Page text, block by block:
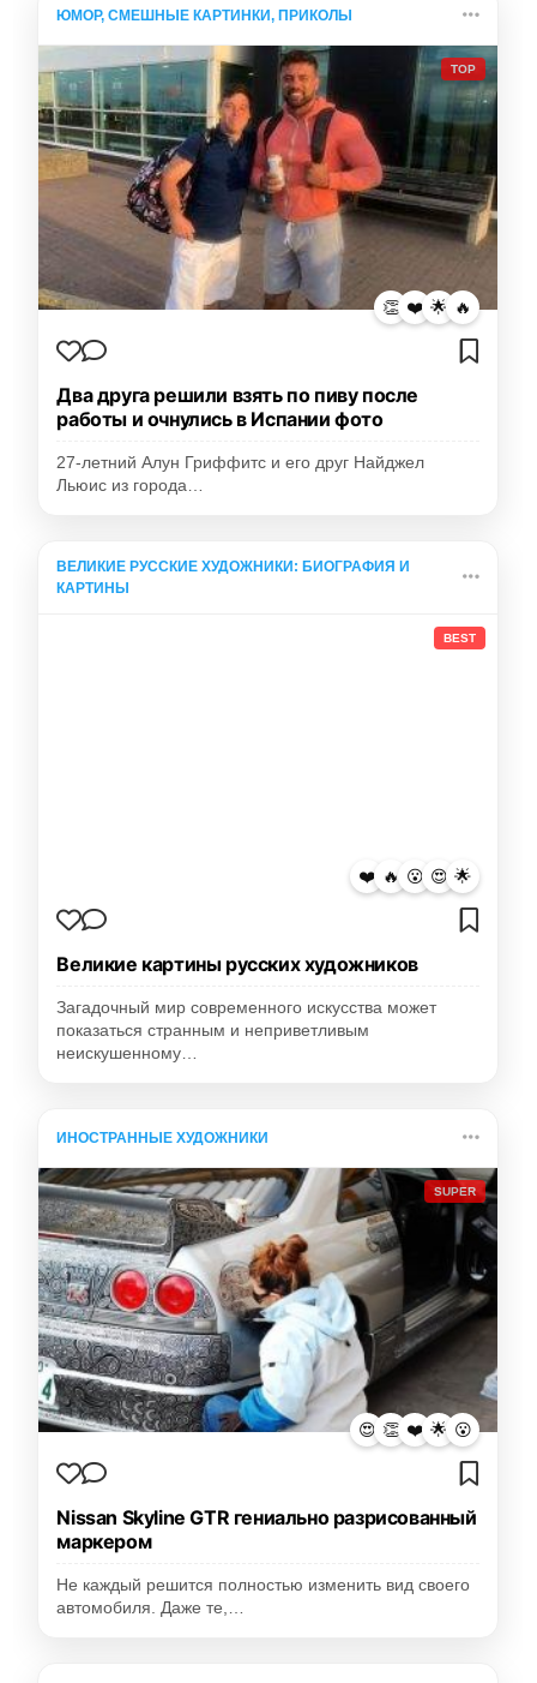
ЮМОР, СМЕШНЫЕ КАРТИНКИ, ПРИКОЛЫ
TOP
👏 ❤️ 🌟 🔥
Два друга решили взять по пиву после
работы и очнулись в Испании фото
27-летний Алун Гриффитс и его друг Найджел
Льюис из города…
ВЕЛИКИЕ РУССКИЕ ХУДОЖНИКИ: БИОГРАФИЯ И
КАРТИНЫ
BEST
❤️ 🔥 😮 😍 🌟
Великие картины русских художников
Загадочный мир современного искусства может
показаться странным и неприветливым
неискушенному…
ИНОСТРАННЫЕ ХУДОЖНИКИ
SUPER
😍 👏 ❤️ 🌟 😮
Nissan Skyline GTR гениально разрисованный
маркером
Не каждый решится полностью изменить вид своего
автомобиля. Даже те,…